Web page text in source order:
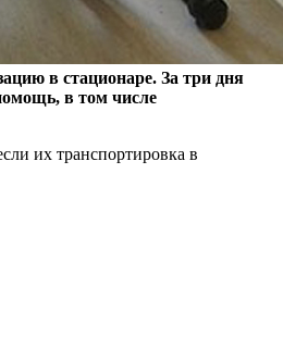
в стационаре. За три дня
в том числе
их транспортировка в